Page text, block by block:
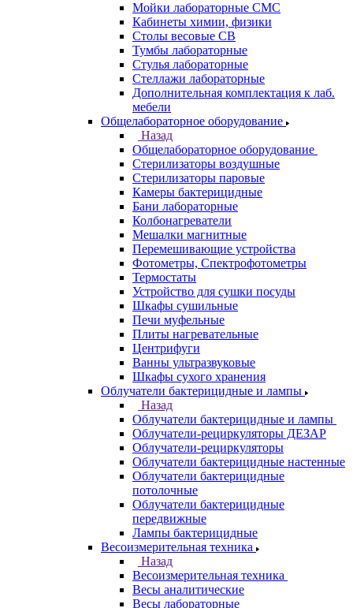
Мойки лабораторные СМС
Кабинеты химии, физики
Столы весовые СВ
Тумбы лабораторные
Стулья лабораторные
Стеллажи лабораторные
Дополнительная комплектация к лаб.
мебели
Общелабораторное оборудование
Назад
Общелабораторное оборудование
Стерилизаторы воздушные
Стерилизаторы паровые
Камеры бактерицидные
Бани лабораторные
Колбонагреватели
Мешалки магнитные
Перемешивающие устройства
Фотометры, Спектрофотометры
Термостаты
Устройство для сушки посуды
Шкафы сушильные
Печи муфельные
Плиты нагревательные
Центрифуги
Ванны ультразвуковые
Шкафы сухого хранения
Облучатели бактерицидные и лампы
Назад
Облучатели бактерицидные и лампы
Облучатели-рециркуляторы ДЕЗАР
Облучатели-рециркуляторы
Облучатели бактерицидные настенные
Облучатели бактерицидные
потолочные
Облучатели бактерицидные
передвижные
Лампы бактерицидные
Весоизмерительная техника
Назад
Весоизмерительная техника
Весы аналитические
Весы лабораторные